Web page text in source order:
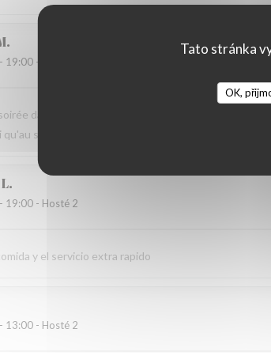
Tato stránka
OK,
- 19:00 - Hosté 2
dans cet établissement où nous nous sommes
qu'au service sans fausse note
L
- 19:00 - Hosté 2
y el servicio extra rapido
- 13:00 - Hosté 2